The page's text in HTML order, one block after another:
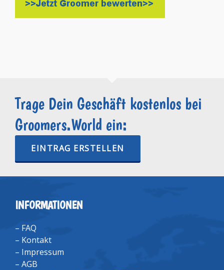
Trage Dein Geschäft kostenlos bei
Groomers.World ein:
EINTRAG ERSTELLEN
INFORMATIONEN
– FAQ
– Kontakt
– Impressum
– AGB